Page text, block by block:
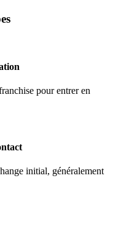
performants et de
Émile ?
structure solide, qui déjà
s’appuient sur :
pour sa fiabilité et sa
visant autant la
de service client.
secteur à fort potentiel,
pour entrer en
initial, généralement